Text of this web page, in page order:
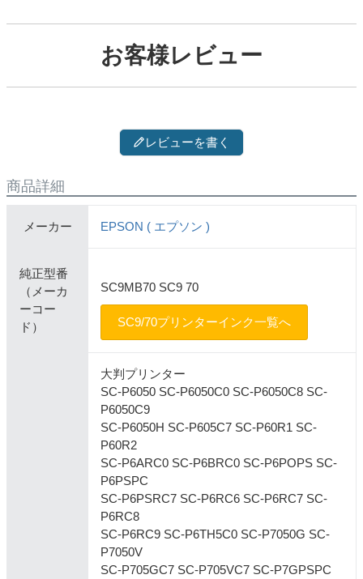
お客様レビュー
レビューを書く
商品詳細
メーカー EPSON ( エプソン )
純正型番
（メーカ
ーコー
ド）
SC9MB70 SC9 70
SC9/70プリンターインク一覧へ
大判プリンター
SC-P6050 SC-P6050C0 SC-P6050C8 SC-
P6050C9
SC-P6050H SC-P605C7 SC-P60R1 SC-
P60R2
SC-P6ARC0 SC-P6BRC0 SC-P6POPS SC-
P6PSPC
SC-P6PSRC7 SC-P6RC6 SC-P6RC7 SC-
P6RC8
SC-P6RC9 SC-P6TH5C0 SC-P7050G SC-
P7050V
SC-P705GC7 SC-P705VC7 SC-P7GPSPC